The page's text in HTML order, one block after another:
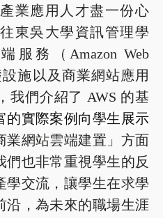
業應用人才盡一份心
東吳大學資訊管理學
服務（Amazon Web
設施以及商業網站應用
我們介紹了 AWS 的基
的實際案例向學生展示
業網站雲端建置」方面
們也非常重視學生的反
學交流，讓學生在求學
沿，為未來的職場生涯